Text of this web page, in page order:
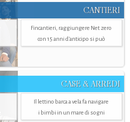
CANTIERI
Fincantieri, raggiungere Net zero
con 15 anni d'anticipo si può
CASE & ARREDI
Il lettino barca a vela fa navigare
i bimbi in un mare di sogni